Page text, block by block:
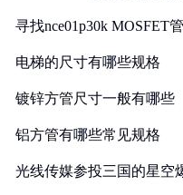
寻找nce01p30k MOSFET
电梯的尺寸有哪些规格
镀锌方管尺寸一般有哪些
铝方管有哪些常见规格
光线传媒参投三国的星空